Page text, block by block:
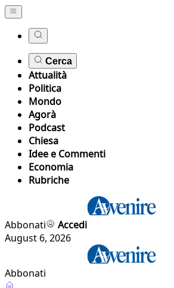
Cerca
Attualità
Politica
Mondo
Agorà
Podcast
Chiesa
Idee e Commenti
Economia
Rubriche
Abbonati
Accedi
August 6, 2026
Abbonati